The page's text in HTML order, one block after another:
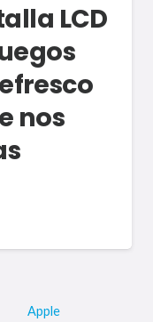
LCD
nos
Apple